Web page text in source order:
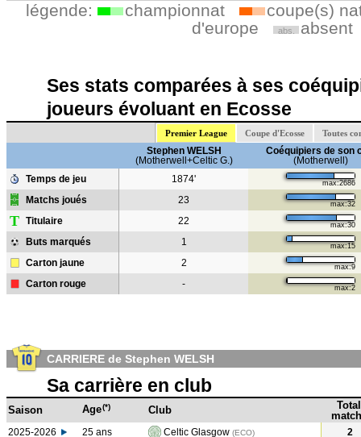
légende: championnat
coupe(s)
d'europe
abs. absent
Ses stats comparées à ses
joueurs évoluant en Ecosse
Premier League Coupe d'Ecosse Toutes
Stephen WELSH
(Motherwell+Celtic G.)
Coéquipiers de son
(Motherwell)
Temps de jeu
1874' max:2686
Matchs joués 23 max:32
T Titulaire 22 max:30
Buts marqués 1 max:15
Carton jaune 2 max:9
Carton rouge - max:2
CARRIERE de Stephen WELSH
Sa carrière en club
Saison Age(*) Club
Total
2025-2026 25 ans Celtic Glasgow (ECO) 2